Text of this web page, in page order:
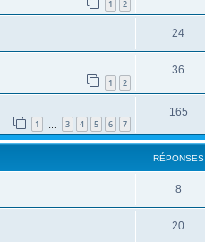
1 2
24
1 2
36
1 3 4 5 6 7
165
RÉPONSES
8
20